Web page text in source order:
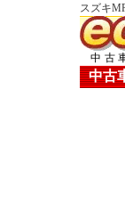
スズキ
中古
中古